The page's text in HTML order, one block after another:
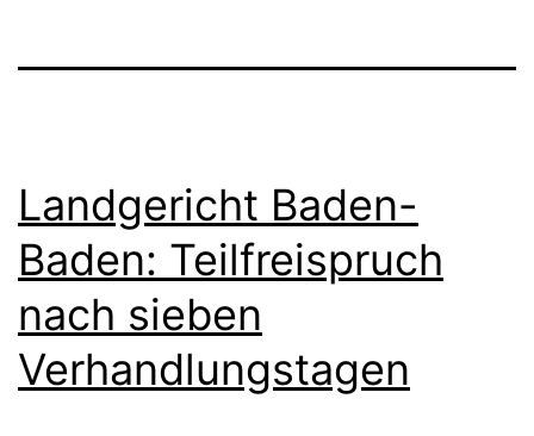
Landgericht Baden-
Baden: Teilfreispruch
nach sieben
Verhandlungstagen